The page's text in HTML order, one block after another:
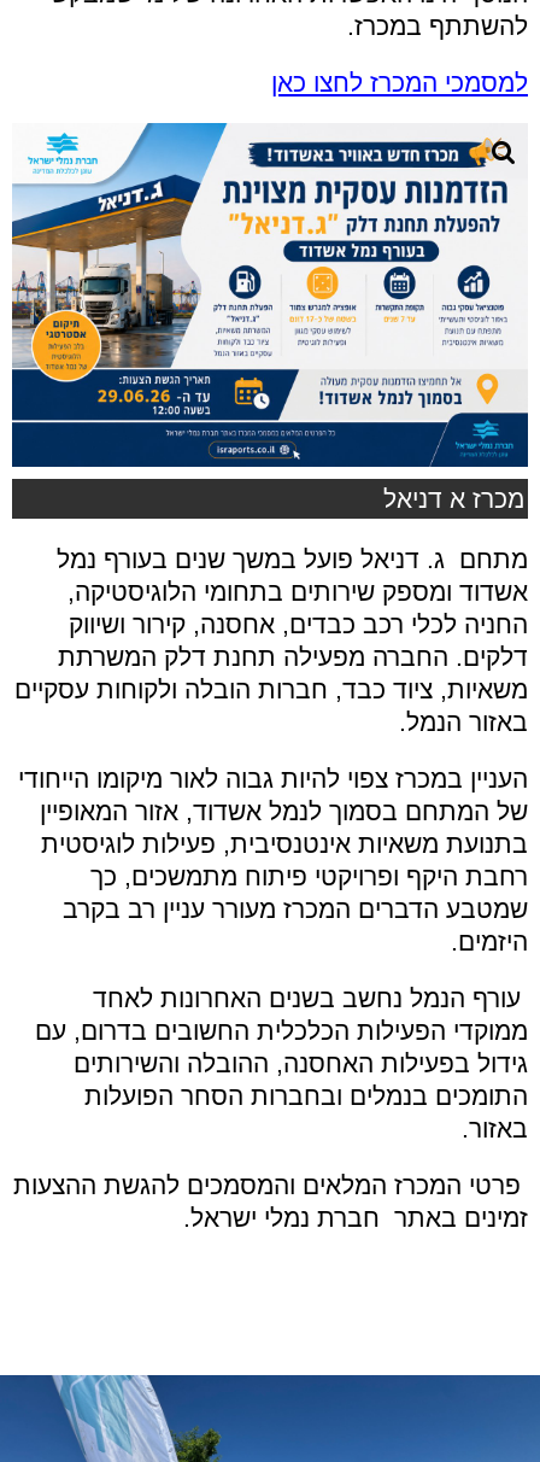
להשתתף במכרז.
למסמכי המכרז לחצו כאן
מכרז א דניאל
מתחם ג. דניאל פועל במשך שנים בעורף נמל
אשדוד ומספק שירותים בתחומי הלוגיסטיקה,
החניה לכלי רכב כבדים, אחסנה, קירור ושיווק
דלקים. החברה מפעילה תחנת דלק המשרתת
משאיות, ציוד כבד, חברות הובלה ולקוחות עסקיים
באזור הנמל.
העניין במכרז צפוי להיות גבוה לאור מיקומו הייחודי
של המתחם בסמוך לנמל אשדוד, אזור המאופיין
בתנועת משאיות אינטנסיבית, פעילות לוגיסטית
רחבת היקף ופרויקטי פיתוח מתמשכים, כך
שמטבע הדברים המכרז מעורר עניין רב בקרב
היזמים.
עורף הנמל נחשב בשנים האחרונות לאחד
ממוקדי הפעילות הכלכלית החשובים בדרום, עם
גידול בפעילות האחסנה, ההובלה והשירותים
התומכים בנמלים ובחברות הסחר הפועלות
באזור.
פרטי המכרז המלאים והמסמכים להגשת ההצעות
זמינים באתר חברת נמלי ישראל.